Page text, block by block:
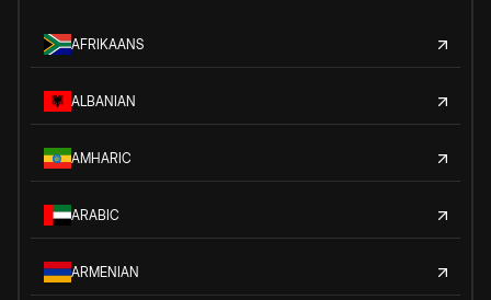
AFRIKAANS
ALBANIAN
AMHARIC
ARABIC
ARMENIAN